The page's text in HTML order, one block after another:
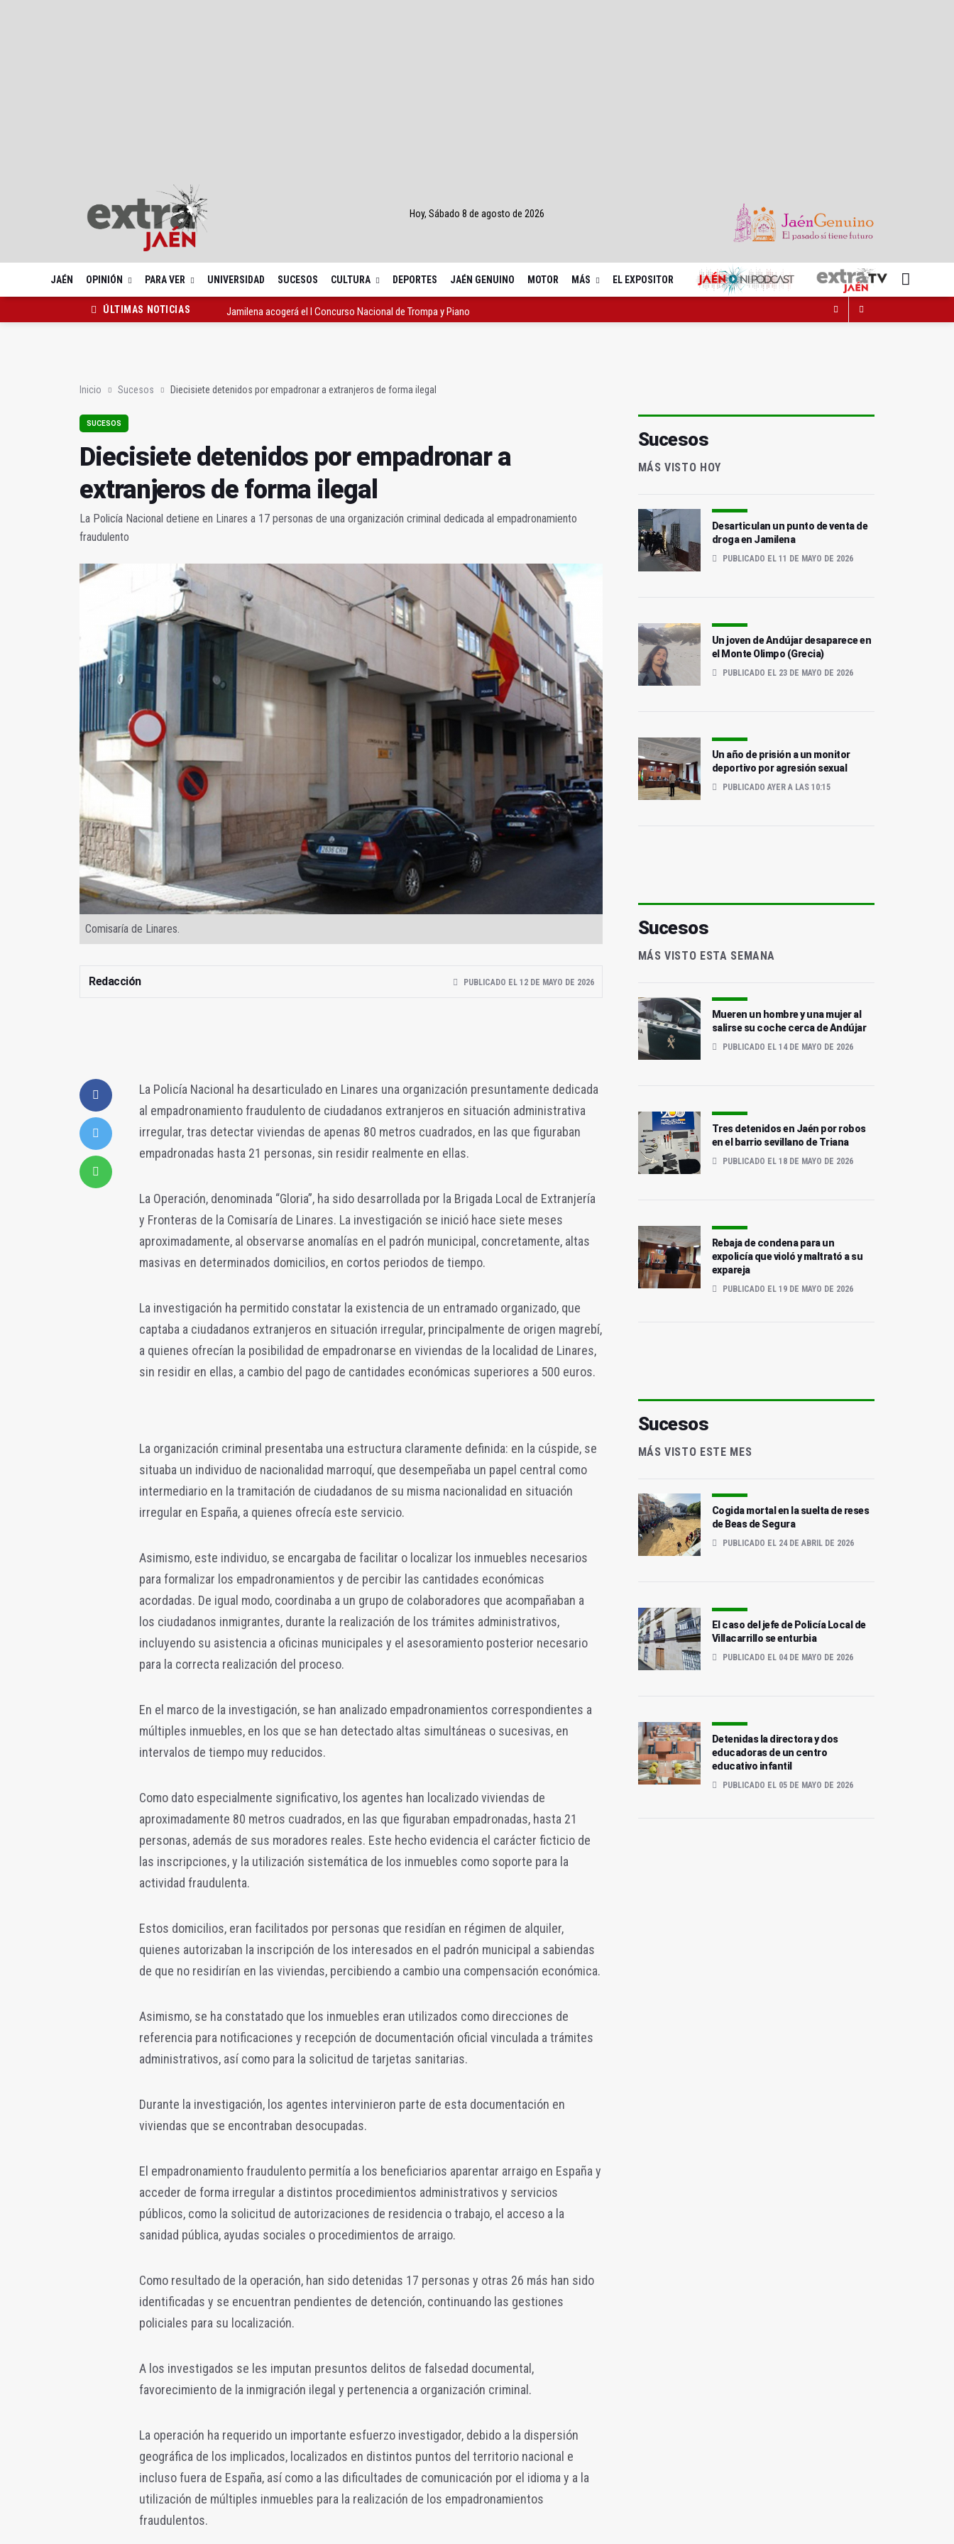
Hoy, Sábado 8 de agosto de 2026
JAÉN OPINIÓN PARA VER UNIVERSIDAD SUCESOS CULTURA DEPORTES JAÉN GENUINO MOTOR MÁS EL EXPOSITOR
ÚLTIMAS NOTICIAS
Jamilena acogerá el I Concurso Nacional de Trompa y Piano
Inicio Sucesos Diecisiete detenidos por empadronar a extranjeros de forma ilegal
SUCESOS
Diecisiete detenidos por empadronar a
extranjeros de forma ilegal
La Policía Nacional detiene en Linares a 17 personas de una organización criminal dedicada al empadronamiento
fraudulento
Comisaría de Linares.
Redacción PUBLICADO EL 12 DE MAYO DE 2026
La Policía Nacional ha desarticulado en Linares una organización presuntamente dedicada
al empadronamiento fraudulento de ciudadanos extranjeros en situación administrativa
irregular, tras detectar viviendas de apenas 80 metros cuadrados, en las que figuraban
empadronadas hasta 21 personas, sin residir realmente en ellas.
La Operación, denominada “Gloria”, ha sido desarrollada por la Brigada Local de Extranjería
y Fronteras de la Comisaría de Linares. La investigación se inició hace siete meses
aproximadamente, al observarse anomalías en el padrón municipal, concretamente, altas
masivas en determinados domicilios, en cortos periodos de tiempo.
La investigación ha permitido constatar la existencia de un entramado organizado, que
captaba a ciudadanos extranjeros en situación irregular, principalmente de origen magrebí,
a quienes ofrecían la posibilidad de empadronarse en viviendas de la localidad de Linares,
sin residir en ellas, a cambio del pago de cantidades económicas superiores a 500 euros.
La organización criminal presentaba una estructura claramente definida: en la cúspide, se
situaba un individuo de nacionalidad marroquí, que desempeñaba un papel central como
intermediario en la tramitación de ciudadanos de su misma nacionalidad en situación
irregular en España, a quienes ofrecía este servicio.
Asimismo, este individuo, se encargaba de facilitar o localizar los inmuebles necesarios
para formalizar los empadronamientos y de percibir las cantidades económicas
acordadas. De igual modo, coordinaba a un grupo de colaboradores que acompañaban a
los ciudadanos inmigrantes, durante la realización de los trámites administrativos,
incluyendo su asistencia a oficinas municipales y el asesoramiento posterior necesario
para la correcta realización del proceso.
En el marco de la investigación, se han analizado empadronamientos correspondientes a
múltiples inmuebles, en los que se han detectado altas simultáneas o sucesivas, en
intervalos de tiempo muy reducidos.
Como dato especialmente significativo, los agentes han localizado viviendas de
aproximadamente 80 metros cuadrados, en las que figuraban empadronadas, hasta 21
personas, además de sus moradores reales. Este hecho evidencia el carácter ficticio de
las inscripciones, y la utilización sistemática de los inmuebles como soporte para la
actividad fraudulenta.
Estos domicilios, eran facilitados por personas que residían en régimen de alquiler,
quienes autorizaban la inscripción de los interesados en el padrón municipal a sabiendas
de que no residirían en las viviendas, percibiendo a cambio una compensación económica.
Asimismo, se ha constatado que los inmuebles eran utilizados como direcciones de
referencia para notificaciones y recepción de documentación oficial vinculada a trámites
administrativos, así como para la solicitud de tarjetas sanitarias.
Durante la investigación, los agentes intervinieron parte de esta documentación en
viviendas que se encontraban desocupadas.
El empadronamiento fraudulento permitía a los beneficiarios aparentar arraigo en España y
acceder de forma irregular a distintos procedimientos administrativos y servicios
públicos, como la solicitud de autorizaciones de residencia o trabajo, el acceso a la
sanidad pública, ayudas sociales o procedimientos de arraigo.
Como resultado de la operación, han sido detenidas 17 personas y otras 26 más han sido
identificadas y se encuentran pendientes de detención, continuando las gestiones
policiales para su localización.
A los investigados se les imputan presuntos delitos de falsedad documental,
favorecimiento de la inmigración ilegal y pertenencia a organización criminal.
La operación ha requerido un importante esfuerzo investigador, debido a la dispersión
geográfica de los implicados, localizados en distintos puntos del territorio nacional e
incluso fuera de España, así como a las dificultades de comunicación por el idioma y a la
utilización de múltiples inmuebles para la realización de los empadronamientos
fraudulentos.
Sucesos
MÁS VISTO HOY
Desarticulan un punto de venta de
droga en Jamilena
PUBLICADO EL 11 DE MAYO DE 2026
Un joven de Andújar desaparece en
el Monte Olimpo (Grecia)
PUBLICADO EL 23 DE MAYO DE 2026
Un año de prisión a un monitor
deportivo por agresión sexual
PUBLICADO AYER A LAS 10:15
Sucesos
MÁS VISTO ESTA SEMANA
Mueren un hombre y una mujer al
salirse su coche cerca de Andújar
PUBLICADO EL 14 DE MAYO DE 2026
Tres detenidos en Jaén por robos
en el barrio sevillano de Triana
PUBLICADO EL 18 DE MAYO DE 2026
Rebaja de condena para un
expolicía que violó y maltrató a su
expareja
PUBLICADO EL 19 DE MAYO DE 2026
Sucesos
MÁS VISTO ESTE MES
Cogida mortal en la suelta de reses
de Beas de Segura
PUBLICADO EL 24 DE ABRIL DE 2026
El caso del jefe de Policía Local de
Villacarrillo se enturbia
PUBLICADO EL 04 DE MAYO DE 2026
Detenidas la directora y dos
educadoras de un centro
educativo infantil
PUBLICADO EL 05 DE MAYO DE 2026